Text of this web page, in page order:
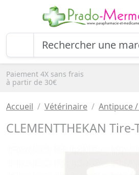
Paiement 4X sans frais
à partir de 30€
Accueil Vétérinaire Antipuce
CLEMENTTHEKAN